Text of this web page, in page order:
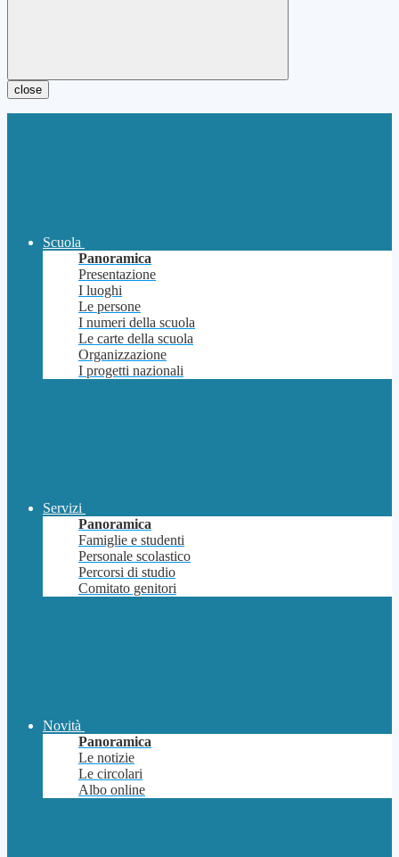
close
Scuola
Panoramica
Presentazione
I luoghi
Le persone
I numeri della scuola
Le carte della scuola
Organizzazione
I progetti nazionali
Servizi
Panoramica
Famiglie e studenti
Personale scolastico
Percorsi di studio
Comitato genitori
Novità
Panoramica
Le notizie
Le circolari
Albo online